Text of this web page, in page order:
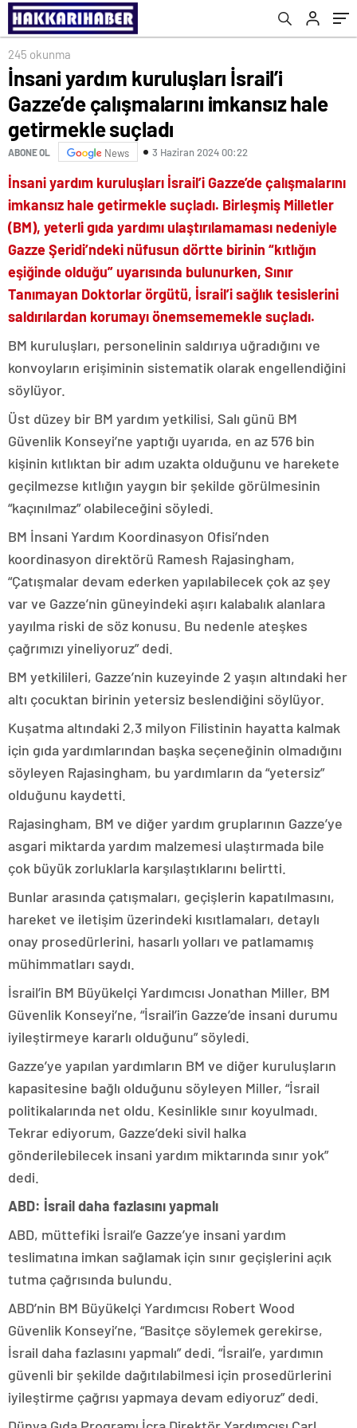
suçladı
245 okunma
İnsani yardım kuruluşları İsrail’i
Gazze’de çalışmalarını imkansız hale
getirmekle suçladı
ABONE OL News 3 Haziran 2024 00:22
İnsani yardım kuruluşları İsrail’i Gazze’de çalışmalarını
imkansız hale getirmekle suçladı. Birleşmiş Milletler
(BM), yeterli gıda yardımı ulaştırılamaması nedeniyle
Gazze Şeridi’ndeki nüfusun dörtte birinin “kıtlığın
eşiğinde olduğu” uyarısında bulunurken, Sınır
Tanımayan Doktorlar örgütü, İsrail’i sağlık tesislerini
saldırılardan korumayı önemsememekle suçladı.
BM kuruluşları, personelinin saldırıya uğradığını ve
konvoyların erişiminin sistematik olarak engellendiğini
söylüyor.
Üst düzey bir BM yardım yetkilisi, Salı günü BM
Güvenlik Konseyi’ne yaptığı uyarıda, en az 576 bin
kişinin kıtlıktan bir adım uzakta olduğunu ve harekete
geçilmezse kıtlığın yaygın bir şekilde görülmesinin
“kaçınılmaz” olabileceğini söyledi.
BM İnsani Yardım Koordinasyon Ofisi’nden
koordinasyon direktörü Ramesh Rajasingham,
“Çatışmalar devam ederken yapılabilecek çok az şey
var ve Gazze’nin güneyindeki aşırı kalabalık alanlara
yayılma riski de söz konusu. Bu nedenle ateşkes
çağrımızı yineliyoruz” dedi.
BM yetkilileri, Gazze’nin kuzeyinde 2 yaşın altındaki her
altı çocuktan birinin yetersiz beslendiğini söylüyor.
Kuşatma altındaki 2,3 milyon Filistinin hayatta kalmak
için gıda yardımlarından başka seçeneğinin olmadığını
söyleyen Rajasingham, bu yardımların da “yetersiz”
olduğunu kaydetti.
Rajasingham, BM ve diğer yardım gruplarının Gazze’ye
asgari miktarda yardım malzemesi ulaştırmada bile
çok büyük zorluklarla karşılaştıklarını belirtti.
Bunlar arasında çatışmaları, geçişlerin kapatılmasını,
hareket ve iletişim üzerindeki kısıtlamaları, detaylı
onay prosedürlerini, hasarlı yolları ve patlamamış
mühimmatları saydı.
İsrail’in BM Büyükelçi Yardımcısı Jonathan Miller, BM
Güvenlik Konseyi’ne, “İsrail’in Gazze’de insani durumu
iyileştirmeye kararlı olduğunu” söyledi.
Gazze’ye yapılan yardımların BM ve diğer kuruluşların
kapasitesine bağlı olduğunu söyleyen Miller, “İsrail
politikalarında net oldu. Kesinlikle sınır koyulmadı.
Tekrar ediyorum, Gazze’deki sivil halka
gönderilebilecek insani yardım miktarında sınır yok”
dedi.
ABD: İsrail daha fazlasını yapmalı
ABD, müttefiki İsrail’e Gazze’ye insani yardım
teslimatına imkan sağlamak için sınır geçişlerini açık
tutma çağrısında bulundu.
ABD’nin BM Büyükelçi Yardımcısı Robert Wood
Güvenlik Konseyi’ne, “Basitçe söylemek gerekirse,
İsrail daha fazlasını yapmalı” dedi. “İsrail’e, yardımın
güvenli bir şekilde dağıtılabilmesi için prosedürlerini
iyileştirme çağrısı yapmaya devam ediyoruz” dedi.